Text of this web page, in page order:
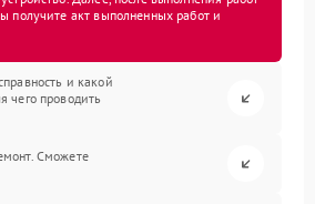
получите акт выполненных работ и
и какой
чего проводить
Сможете